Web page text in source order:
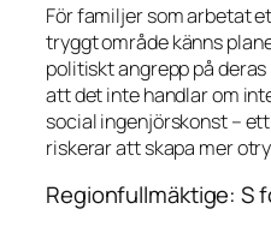
För familjer som arbetat
tryggt område känns
politiskt angrepp på
att det inte handlar om
social ingenjörskonst –
riskerar att skapa mer
Regionfullmäktige: S